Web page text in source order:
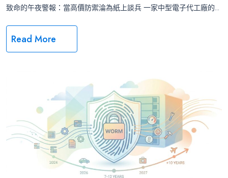
致命的午夜警報：當高價防禦淪為紙上談兵 一家中型電子代工廠的...
Read More